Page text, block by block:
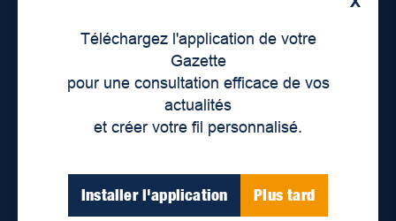
Téléchargez l'application de votre
Gazette
pour une consultation efficace de vos
actualités
et créer votre fil personnalisé.
Installer l'application Plus tard
Lieux de distribution